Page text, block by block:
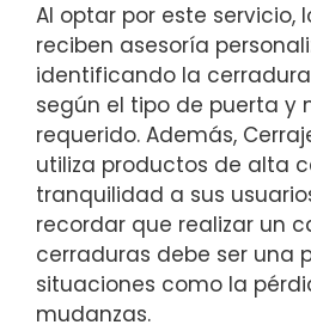
Al optar por este servicio,
reciben asesoría
identificando la
según el tipo de puerta y
requerido. Además,
utiliza productos de alta
tranquilidad a sus
recordar que realizar un
cerraduras debe ser una
situaciones como la
mudanzas.